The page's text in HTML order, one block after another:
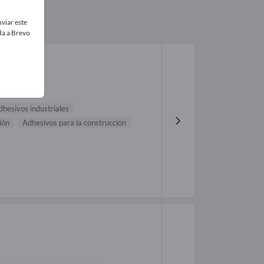
industriales
Adhesivos para la construcción
este
a Brevo